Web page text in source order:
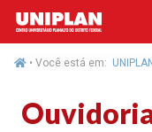
• Você está em: UNIPLAN